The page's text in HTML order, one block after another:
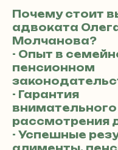
Почему стоит
адвоката
Молчанова?
- Опыт в
пенсионном
- Гарантия
внимательного
рассмотрения
- Успешные